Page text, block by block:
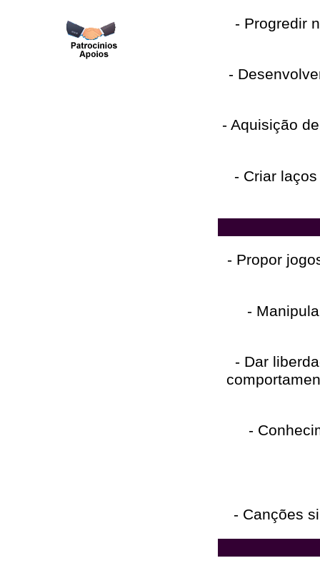
- Progredir
-
- Aquisição
- Criar
- Propor
-
- Dar
-
- Canções